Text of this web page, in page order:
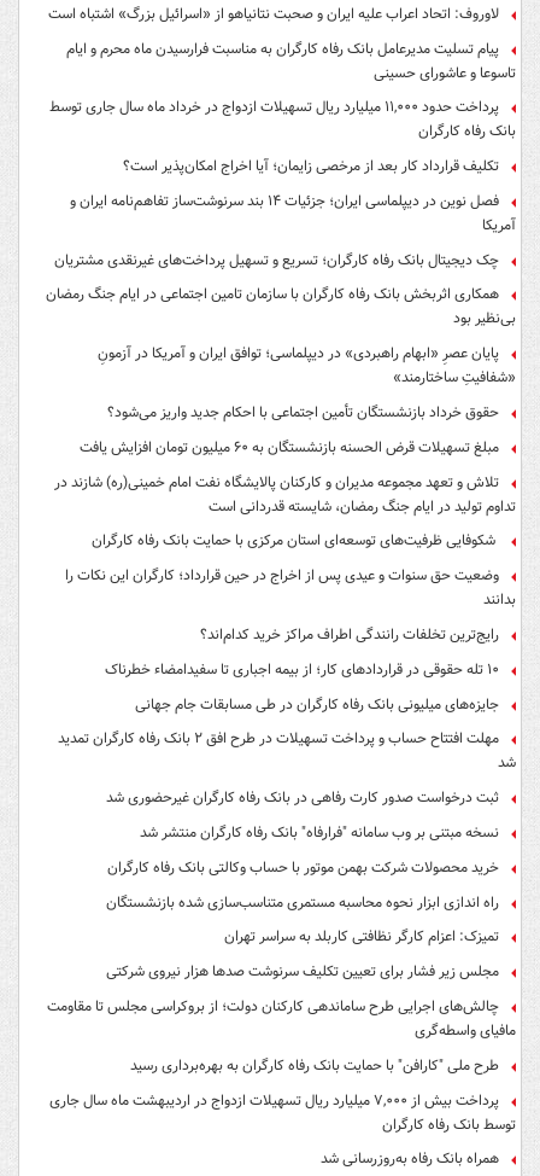
لاوروف: اتحاد اعراب علیه ایران و صحبت نتانیاهو از «اسرائیل بزرگ» اشتباه است
پیام تسلیت مدیرعامل بانک رفاه کارگران به مناسبت فرارسیدن ماه محرم و ایام
تاسوعا و عاشورای حسینی
پرداخت حدود ۱۱,۰۰۰ میلیارد ریال تسهیلات ازدواج در خرداد ماه سال جاری توسط
بانک رفاه کارگران
تکلیف قرارداد کار بعد از مرخصی زایمان؛ آیا اخراج امکان‌پذیر است؟
فصل نوین در دیپلماسی ایران؛ جزئیات ۱۴ بند سرنوشت‌ساز تفاهم‌نامه ایران و
آمریکا
چک دیجیتال بانک رفاه کارگران؛ تسریع و تسهیل پرداخت‌های غیرنقدی مشتریان
همکاری اثربخش بانک رفاه کارگران با سازمان تامین اجتماعی در ایام جنگ رمضان
بی‌نظیر بود
پایان عصرِ «ابهام راهبردی» در دیپلماسی؛ توافق ایران و آمریکا در آزمونِ
«شفافیتِ ساختارمند»
حقوق خرداد بازنشستگان تأمین اجتماعی با احکام جدید واریز می‌شود؟
مبلغ تسهیلات قرض الحسنه بازنشستگان به ۶۰ میلیون تومان افزایش یافت
تلاش و تعهد مجموعه مدیران و کارکنان پالایشگاه نفت امام خمینی(ره) شازند در
تداوم تولید در ایام جنگ رمضان، شایسته قدردانی است
شکوفایی ظرفیت‌های توسعه‌ای استان مرکزی با حمایت بانک رفاه کارگران
وضعیت حق سنوات و عیدی پس از اخراج در حین قرارداد؛ کارگران این نکات را
بدانند
رایج‌ترین تخلفات رانندگی اطراف مراکز خرید کدام‌اند؟
۱۰ تله حقوقی در قراردادهای کار؛ از بیمه اجباری تا سفیدامضاء خطرناک
جایزه‌های میلیونی بانک رفاه کارگران در طی مسابقات جام جهانی
مهلت افتتاح حساب و پرداخت تسهیلات در طرح افق ۲ بانک رفاه کارگران تمدید
شد
ثبت درخواست صدور کارت رفاهی در بانک رفاه کارگران غیرحضوری شد
نسخه مبتنی بر وب سامانه "فرارفاه" بانک رفاه کارگران منتشر شد
خرید محصولات شرکت بهمن موتور با حساب وکالتی بانک رفاه کارگران
راه اندازی ابزار نحوه محاسبه مستمری متناسب‌سازی شده بازنشستگان
تمیزک: اعزام کارگر نظافتی کاربلد به سراسر تهران
مجلس زیر فشار برای تعیین تکلیف سرنوشت صدها هزار نیروی شرکتی
چالش‌های اجرایی طرح ساماندهی کارکنان دولت؛ از بروکراسی مجلس تا مقاومت
مافیای واسطه‌گری
طرح ملی "کارافن" با حمایت بانک رفاه کارگران به بهره‌برداری رسید
پرداخت بیش از ۷,۰۰۰ میلیارد ریال تسهیلات ازدواج در اردیبهشت ماه سال جاری
توسط بانک رفاه کارگران
همراه بانک رفاه به‌روزرسانی شد